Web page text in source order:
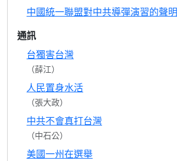
中國統一聯盟對中共導彈演習的聲明
通訊
台獨害台灣
（薛江）
人民置身水活
（張大政）
中共不會真打台灣
（中石公）
美國一州在選舉